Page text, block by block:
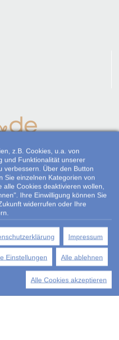
gesetzlichen MwSt. und bei
sind, handelt es sich um die
des Herstellers/Lieferanten.
z.B. Cookies, u.a. von
und Funktionalität unserer
verbessern. Über den Button
Sie einzelnen Kategorien von
Cookies deaktivieren wollen,
Ihre Einwilligung können Sie
widerrufen oder Ihre
Impressum
Einstellungen Alle ablehnen
Alle Cookies akzeptieren